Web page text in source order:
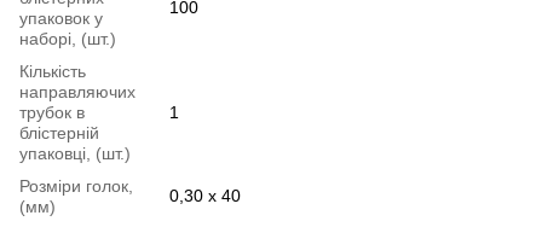
упаковок у
наборі, (шт.)
100
Кількість
направляючих
трубок в
блістерній
упаковці, (шт.)
1
Розміри голок,
(мм)
0,30 х 40